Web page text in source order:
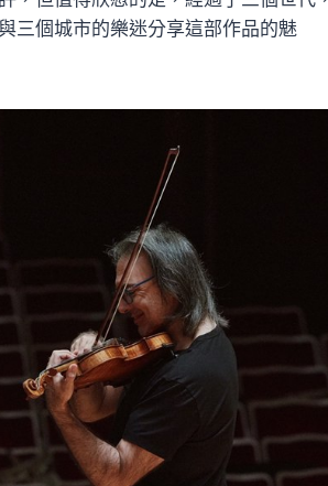
三個城市的樂迷分享這部作品的魅